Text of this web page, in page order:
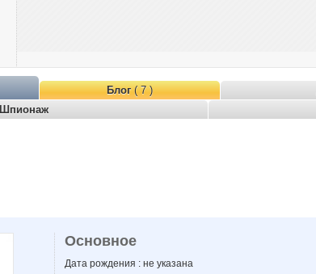
Блог( 7 )
Шпионаж
Основное
Дата рождения : не указана